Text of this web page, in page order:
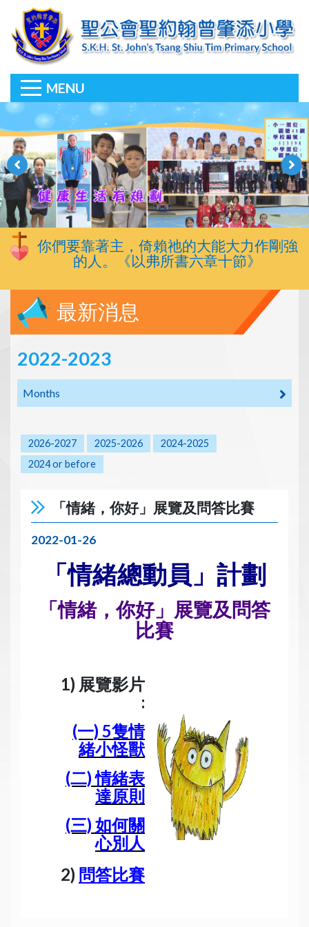
MENU
你們要靠著主，倚賴祂的大能大力作剛強
的人。《以弗所書六章十節》
最新消息
2022-2023
Months
2026-2027 2025-2026
2024-2025
2024 or before
「情緒，你好」展覽及問答比賽
2022-01-26
「情緒總動員」計劃
「情緒，你好」展覽及問答
比賽
1) 展覽影片
:
(一) 5隻情
緒小怪獸
(二) 情緒表
達原則
(三) 如何關
心別人
2) 問答比賽